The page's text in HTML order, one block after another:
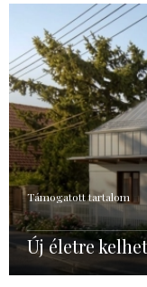
Támogatott tartalom
Új életre